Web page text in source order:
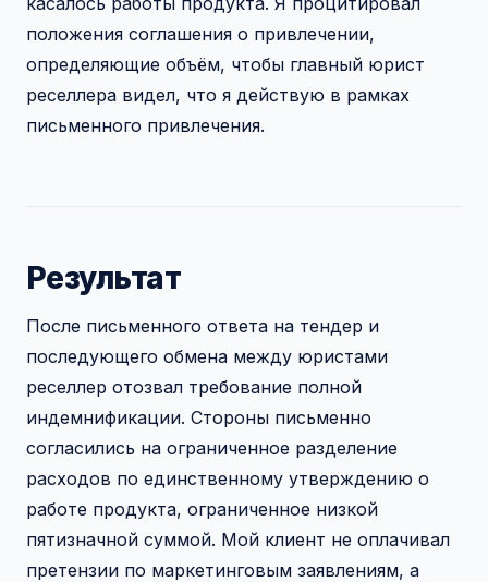
положения соглашения о привлечении,
определяющие объём, чтобы главный юрист
реселлера видел, что я действую в рамках
письменного привлечения.
Результат
После письменного ответа на тендер и
последующего обмена между юристами
реселлер отозвал требование полной
индемнификации. Стороны письменно
согласились на ограниченное разделение
расходов по единственному утверждению о
работе продукта, ограниченное низкой
пятизначной суммой. Мой клиент не оплачивал
претензии по маркетинговым заявлениям, а